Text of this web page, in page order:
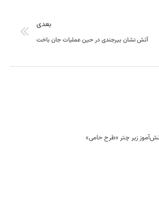
بعدی
آتش نشان بیرجندی در حین عملیات جان باخت